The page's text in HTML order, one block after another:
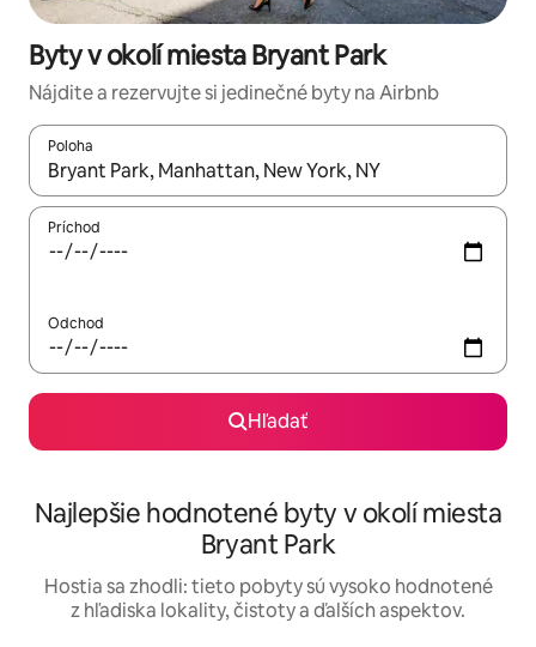
Byty v okolí miesta Bryant Park
Nájdite a rezervujte si jedinečné byty na Airbnb
Poloha
Keď budú výsledky k dispozícii, môžete si ich prechádzať
Príchod
Odchod
Hľadať
Najlepšie hodnotené byty v okolí miesta
Bryant Park
Hostia sa zhodli: tieto pobyty sú vysoko hodnotené
z hľadiska lokality, čistoty a ďalších aspektov.